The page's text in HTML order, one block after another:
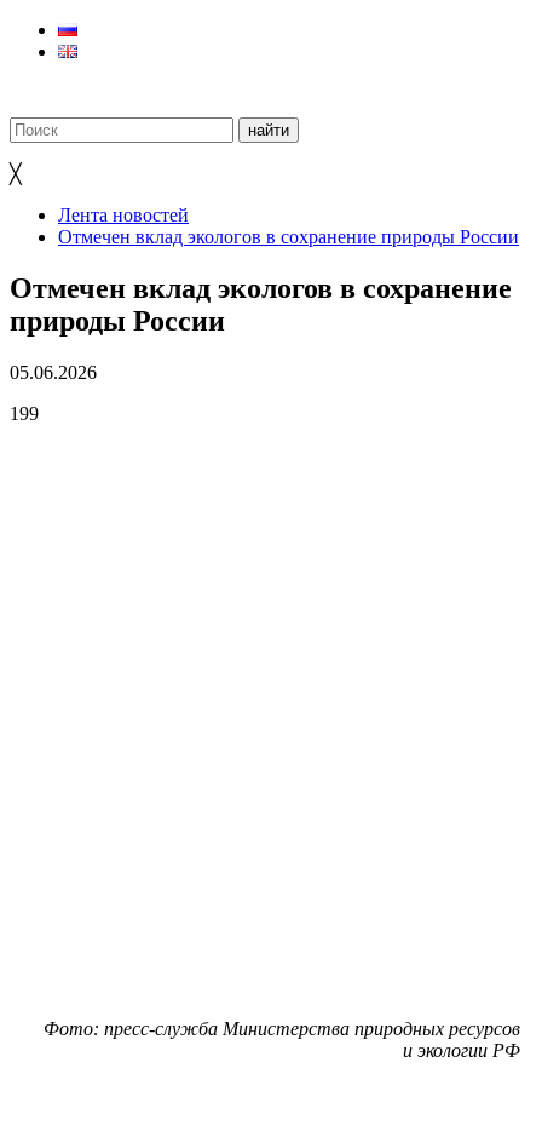
╳
Лента новостей
Отмечен вклад экологов в сохранение природы России
Отмечен вклад экологов в сохранение
природы России
05.06.2026
199
Фото: пресс-служба Министерства природных ресурсов
и экологии РФ